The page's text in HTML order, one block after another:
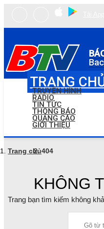
TRANG
TRUYỀN HÌNH
RADIO
TIN TỨC
THÔNG BÁO
QUẢNG CÁO
GIỚI THIỆU
Trang chủ404
KHÔNG
Trang bạn tìm kiếm không